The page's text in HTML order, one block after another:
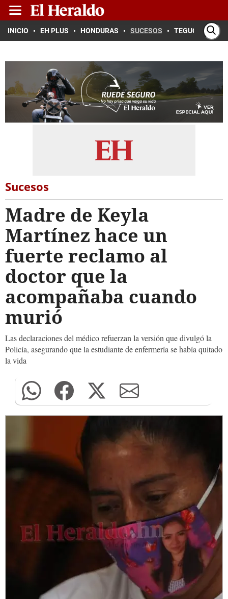
INICIO EH PLUS HONDURAS SUCESOS TEGUCIGALPA
Sucesos
Madre de Keyla
Martínez hace un
fuerte reclamo al
doctor que la
acompañaba cuando
murió
Las declaraciones del médico refuerzan la versión que divulgó la
Policía, asegurando que la estudiante de enfermería se había quitado
la vida